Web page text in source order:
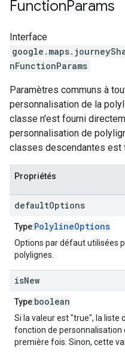
FunctionParams
Interface
nFunctionParams
Paramètres communs à
personnalisation de la
classe n'est fourni
personnalisation de
classes descendantes est
Propriétés
defaultOptions
Type:PolylineOptions
Options par défaut utilisées
polylignes.
isNew
Type:boolean
Si la valeur est "true", la liste
fonction de personnalisation
première fois. Sinon, cette